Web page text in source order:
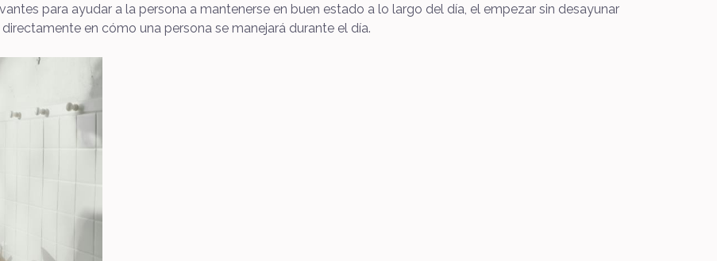
para ayudar a la persona a mantenerse en buen estado a lo largo del día, el empezar sin desayunar
en cómo una persona se manejará durante el día.